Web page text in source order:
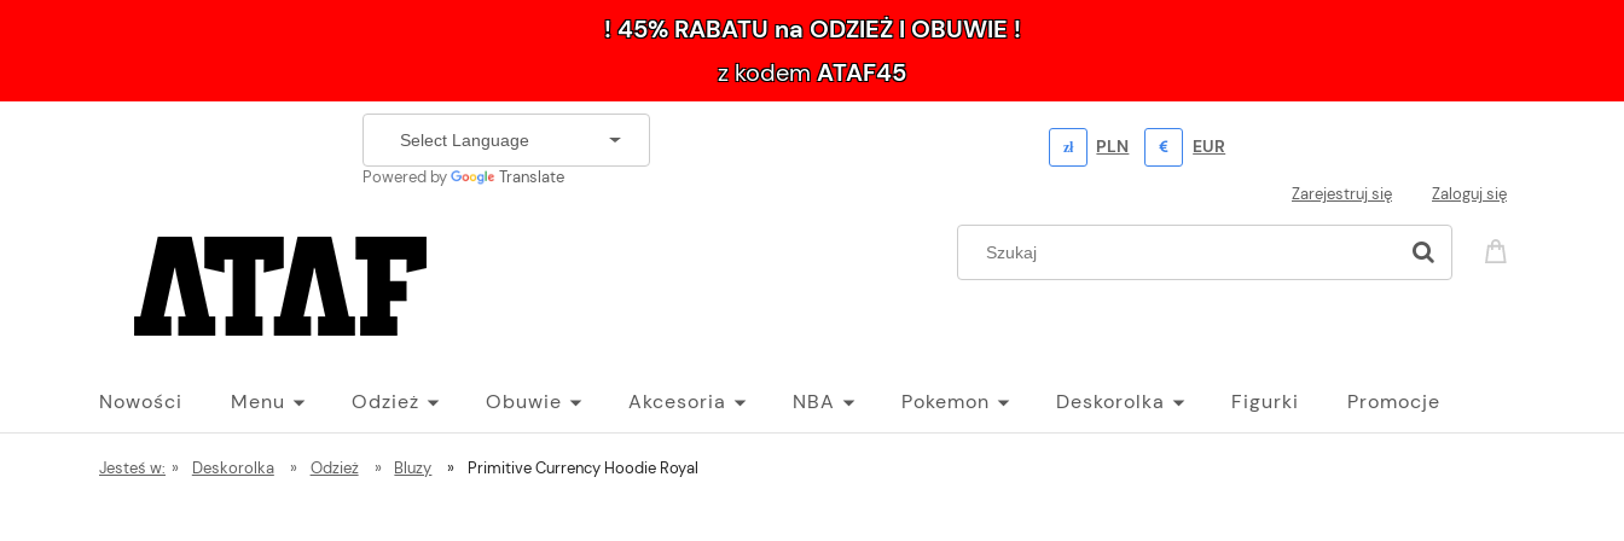
! 45% RABATU na ODZIEŻ I OBUWIE !
z kodemATAF45
Powered by Translate
PLN EUR
Zarejestruj się Zaloguj się
Nowości Menu Odzież Obuwie Akcesoria NBA Pokemon Deskorolka Figurki Promocje
Jesteś w: » Deskorolka » Odzież » Bluzy » Primitive Currency Hoodie Royal